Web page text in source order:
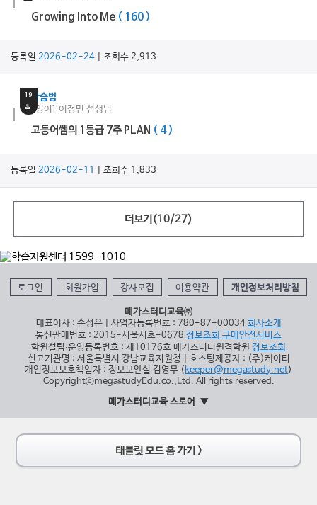
Growing Into Me ( 160 )
등록일 2026-02-24| 조회수 2,913
19
초
학습법
[영어] 이정민 선생님
고등어쌤의 1등급 7주 PLAN ( 4 )
등록일 2026-02-11 | 조회수 1,833
더보기(10/27)
로그인 회원가입 강사모집 이용약관 개인정보처리방침
메가스터디교육㈜
대표이사 : 손성은 | 사업자등록번호 : 780-87-00034 회사소개
통신판매번호 : 2015-서울서초-0678 정보조회 구매안전서비스
학원설립∙운영등록번호 : 제10176호 메가스터디원격학원 정보조회
신고기관명 : 서울특별시 강남교육지원청 | 호스팅제공자 : (주)케이티
개인정보보호책임자 : 정보보안실 김영무 ( keeper@megastudy.net)
CopyrightⓒmegastudyEdu.co.,Ltd. All rights reserved.
메가스터디교육 스토어
태블릿 모드 홈 가기 >